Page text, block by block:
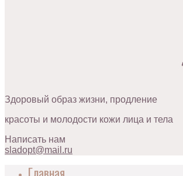
Здоровый образ жизни, продление
красоты и молодости кожи лица и тела
Написать нам
sladopt@mail.ru
Главная